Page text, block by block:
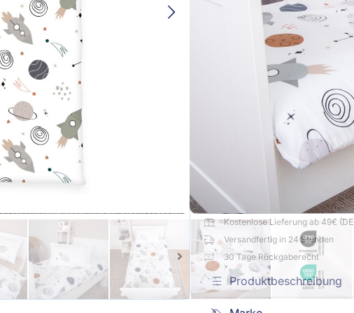
Weltall
+
Kaufe diesen Artikel und
Kostenlose Lieferung ab 49€
Versandfertig in 24 Stunden
30 Tage Rückgaberecht
Produktbeschreibung